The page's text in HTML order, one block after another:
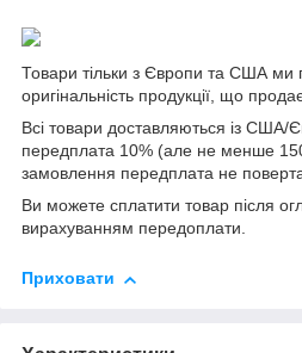
Товари тільки з Європи та США ми
оригінальність продукції, що
Всі товари доставляються із США/
передплата 10% (але не менше 150
замовлення передплата не
Ви можете сплатити товар після
вирахуванням передоплати.
Приховати